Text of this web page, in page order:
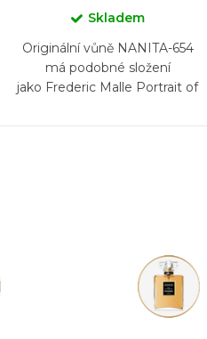
Skladem
Originální vůně NANITA-654
má podobné složení
jako Frederic Malle Portrait of